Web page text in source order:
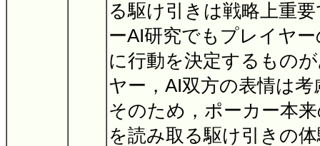
る駆け引きは戦略上重
ーAI研究でもプレイヤ
に行動を決定するもの
ヤー，AI双方の表情は
そのため，ポーカー本
を読み取る駆け引きの